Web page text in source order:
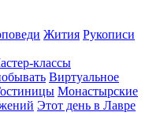
Жития Рукописи
классы
Виртуальное
Монастырские
Этот день в Лавре